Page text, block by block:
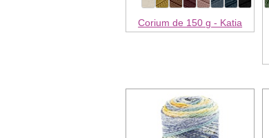
Corium de 150 g - Katia